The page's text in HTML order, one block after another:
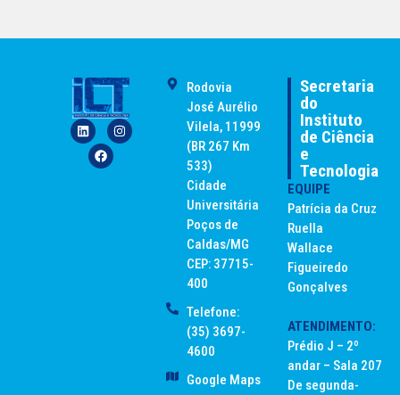
Rodovia
José Aurélio
Vilela, 11999
(BR 267 Km
533)
Cidade
Universitária
Poços de
Caldas/MG
CEP: 37715-
400
Telefone:
(35) 3697-
4600
Google Maps
Secretaria
do
Instituto
de Ciência
e
Tecnologia
EQUIPE
Patrícia da Cruz
Ruella
Wallace
Figueiredo
Gonçalves
ATENDIMENTO:
Prédio J – 2º
andar – Sala 207
De segunda-